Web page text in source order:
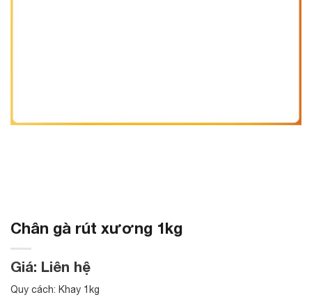
Chân gà rút xương 1kg
Giá: Liên hệ
Quy cách: Khay 1kg